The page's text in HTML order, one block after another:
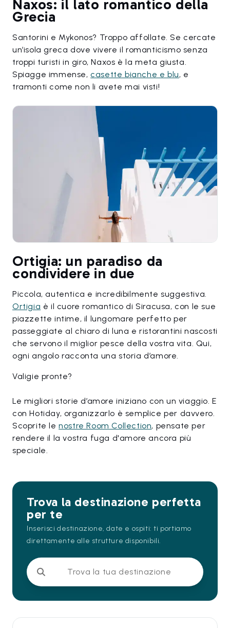
Naxos: il lato romantico della
Grecia
Santorini e Mykonos? Troppo affollate. Se cercate
un’isola greca dove vivere il romanticismo senza
troppi turisti in giro, Naxos è la meta giusta.
Spiagge immense,casette bianche e blu, e
tramonti come non li avete mai visti!
Ortigia: un paradiso da
condividere in due
Piccola, autentica e incredibilmente suggestiva.
Ortigia è il cuore romantico di Siracusa, con le sue
piazzette intime, il lungomare perfetto per
passeggiate al chiaro di luna e ristorantini nascosti
che servono il miglior pesce della vostra vita. Qui,
ogni angolo racconta una storia d’amore.
Valigie pronte?
Le migliori storie d’amore iniziano con un viaggio. E
con Hotiday, organizzarlo è semplice per davvero.
Scoprite lenostre Room Collection, pensate per
rendere il la vostra fuga d'amore ancora più
speciale.
Trova la destinazione perfetta
per te
Inserisci destinazione, date e ospiti: ti portiamo
direttamente alle strutture disponibili.
Trova la tua destinazione